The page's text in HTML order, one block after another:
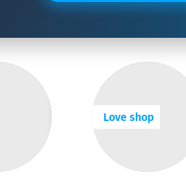
Love shop